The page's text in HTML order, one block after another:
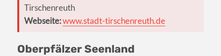
Tirschenreuth
Webseite:www.stadt-tirschenreuth.de
Oberpfälzer Seenland